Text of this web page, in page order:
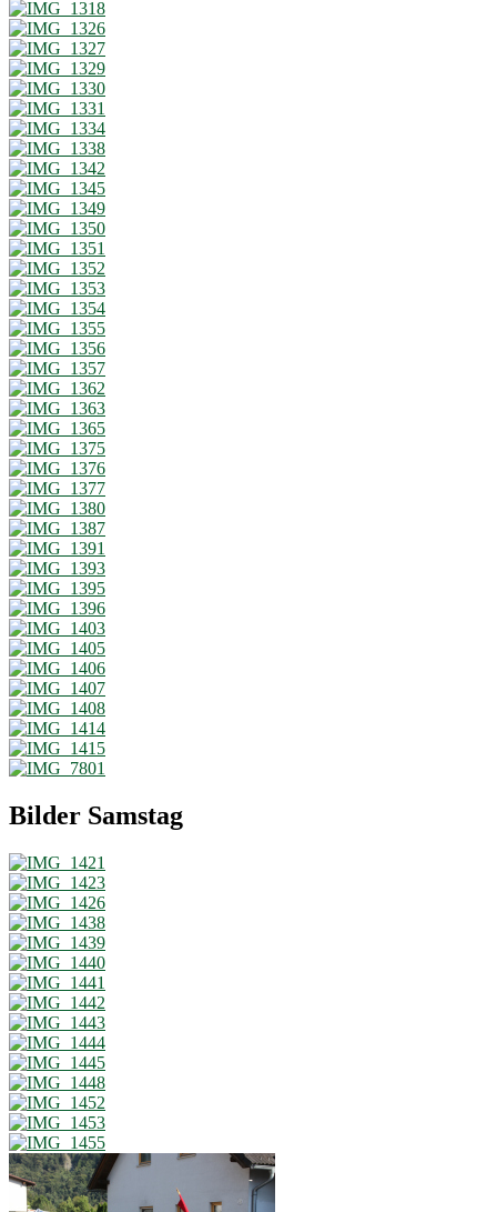
Bilder Samstag